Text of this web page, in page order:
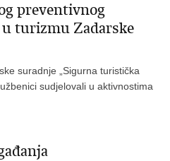
preventivnog
turizmu Zadarske
suradnje „Sigurna turistička
sudjelovali u aktivnostima